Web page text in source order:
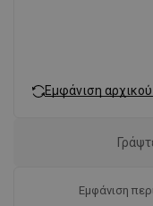
Εμφάνιση
Εμφάνιση